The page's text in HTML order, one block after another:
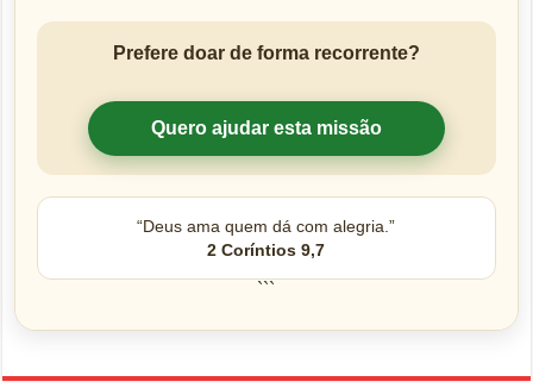
Prefere doar de forma recorrente?
Quero ajudar esta missão
“Deus ama quem dá com alegria.”
2 Coríntios 9,7
```